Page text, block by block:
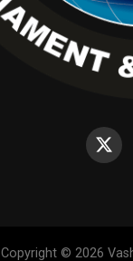
Copyright © 2026